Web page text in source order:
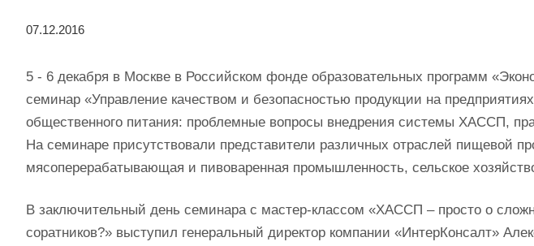
07.12.2016
5 - 6 декабря в Москве в Российском фонде образовательных программ
семинар «Управление качеством и безопасностью продукции на
общественного питания: проблемные вопросы внедрения системы ХАССП,
На семинаре присутствовали представители различных отраслей пищевой
мясоперерабатывающая и пивоваренная промышленность, сельское
В заключительный день семинара с мастер-классом «ХАССП – просто о
соратников?» выступил генеральный директор компании «ИнтерКонсалт»